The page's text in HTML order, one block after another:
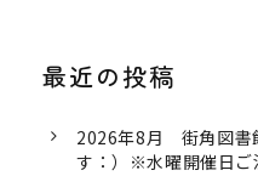
最近の投稿
2026年8月 街角図書
す：）※水曜開催日ご